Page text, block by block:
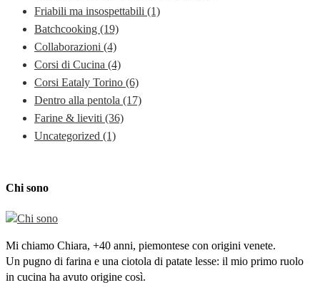
Friabili ma insospettabili (1)
Batchcooking (19)
Collaborazioni (4)
Corsi di Cucina (4)
Corsi Eataly Torino (6)
Dentro alla pentola (17)
Farine & lieviti (36)
Uncategorized (1)
Chi sono
Mi chiamo Chiara, +40 anni, piemontese con origini venete.
Un pugno di farina e una ciotola di patate lesse: il mio primo ruolo
in cucina ha avuto origine così.